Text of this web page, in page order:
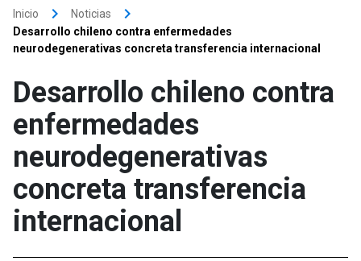
Inicio keyboard_arrow_right Noticias keyboard_arrow_right
Desarrollo chileno contra enfermedades
neurodegenerativas concreta transferencia internacional
Desarrollo chileno contra
enfermedades
neurodegenerativas
concreta transferencia
internacional